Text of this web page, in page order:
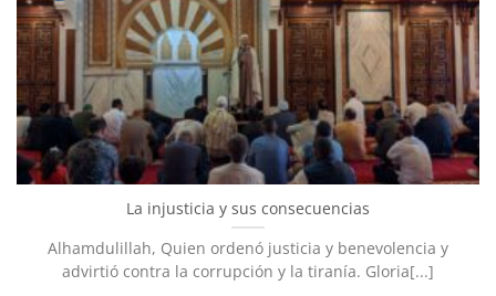
La injusticia y sus consecuencias
Alhamdulillah, Quien ordenó justicia y benevolencia y
advirtió contra la corrupción y la tiranía. Gloria[...]